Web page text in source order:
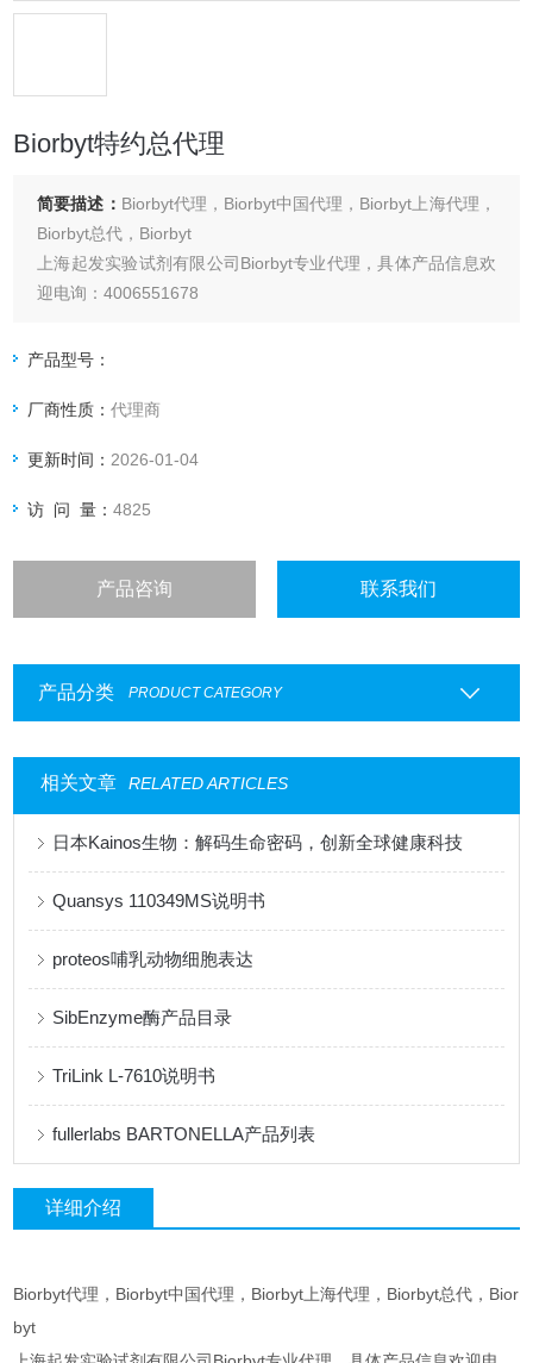
Biorbyt特约总代理
简要描述： Biorbyt代理，Biorbyt中国代理，Biorbyt上海代理，
Biorbyt总代，Biorbyt
上海起发实验试剂有限公司Biorbyt专业代理，具体产品信息欢
迎电询：4006551678
产品型号：
厂商性质：代理商
更新时间： 2026-01-04
访 问 量：4825
产品咨询 联系我们
产品分类 PRODUCT CATEGORY
相关文章 RELATED ARTICLES
日本Kainos生物：解码生命密码，创新全球健康科技
Quansys 110349MS说明书
proteos哺乳动物细胞表达
SibEnzyme酶产品目录
TriLink L-7610说明书
fullerlabs BARTONELLA产品列表
详细介绍
Biorbyt代理，Biorbyt中国代理，Biorbyt上海代理，Biorbyt总代，Bior
byt